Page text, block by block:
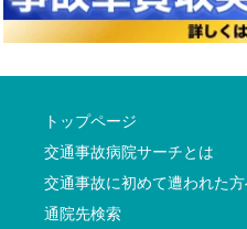
トップページ
交通事故病院サーチとは
交通事故に初めて遭われた
通院先検索